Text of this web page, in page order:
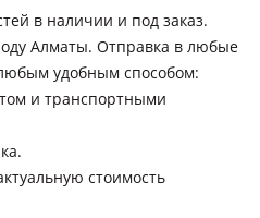
- 2017 1 поколение
2020 - н.в. 2
- 2010 1 поколение
[2-й рестайлинг], 2015
в наличии и под заказ.
Алматы. Отправка в любые
удобным способом:
и транспортными
стоимость